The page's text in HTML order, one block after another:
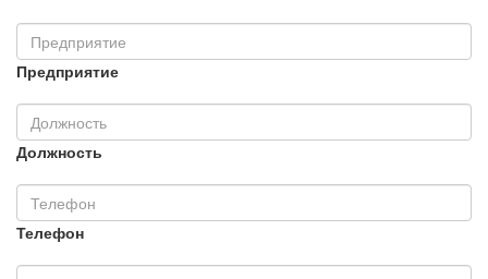
Предприятие
Должность
Телефон